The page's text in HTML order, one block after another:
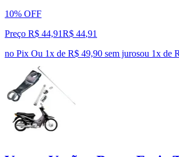
10% OFF
Preço R$ 44,91R$ 44,91
no Pix Ou 1x de R$ 49,90 sem jurosou 1x de